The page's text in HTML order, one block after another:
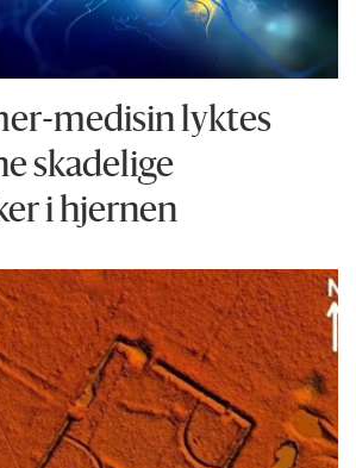
medisin lyktes
skadelige
i hjernen